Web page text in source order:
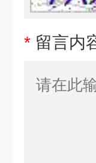
* 留言内